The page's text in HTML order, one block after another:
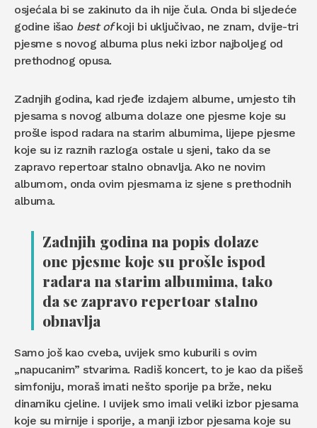
osjećala bi se zakinuto da ih nije čula. Onda bi sljedeće
godine išao best ofkoji bi uključivao, ne znam, dvije-tri
pjesme s novog albuma plus neki izbor najboljeg od
prethodnog opusa.
Zadnjih godina, kad rjeđe izdajem albume, umjesto tih
pjesama s novog albuma dolaze one pjesme koje su
prošle ispod radara na starim albumima, lijepe pjesme
koje su iz raznih razloga ostale u sjeni, tako da se
zapravo repertoar stalno obnavlja. Ako ne novim
albumom, onda ovim pjesmama iz sjene s prethodnih
albuma.
Zadnjih godina na popis dolaze
one pjesme koje su prošle ispod
radara na starim albumima, tako
da se zapravo repertoar stalno
obnavlja
Samo još kao cveba, uvijek smo kuburili s ovim
„napucanim” stvarima. Radiš koncert, to je kao da pišeš
simfoniju, moraš imati nešto sporije pa brže, neku
dinamiku cjeline. I uvijek smo imali veliki izbor pjesama
koje su mirnije i sporije, a manji izbor pjesama koje su